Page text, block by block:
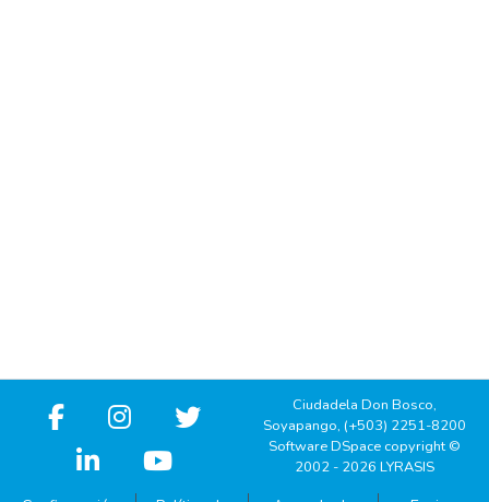
Ciudadela Don Bosco,
Soyapango, (+503) 2251-8200
Software DSpace copyright ©
2002 - 2026 LYRASIS